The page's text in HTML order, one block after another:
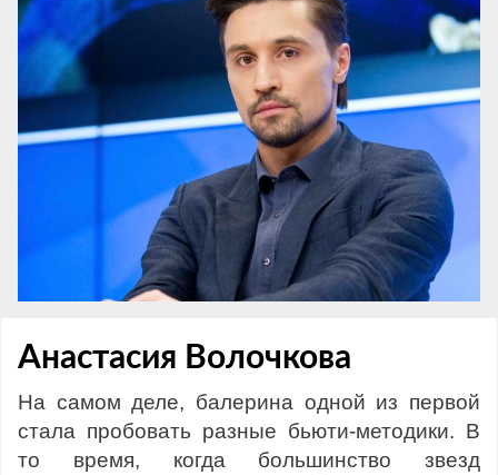
Анастасия Волочкова
На самом деле, балерина одной из первой
стала пробовать разные бьюти-методики. В
то время, когда большинство звезд